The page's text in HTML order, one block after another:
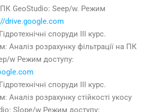
GeoStudio: Seep/w. Режим
drive.google.com
Гідротехнічні споруди ІІІ курс.
Аналіз розрахунку фільтрації на ПК
w Режим доступу:
Гідротехнічні споруди ІІІ курс.
Аналіз розрахунку стійкості укосу
Slope/w Режим доступу: